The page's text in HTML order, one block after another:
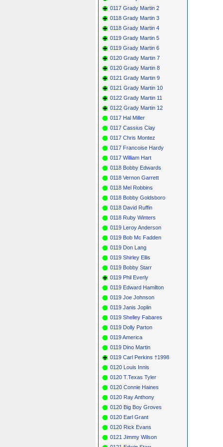
0117 Grady Martin 2
0118 Grady Martin 3
0118 Grady Martin 4
0119 Grady Martin 5
0119 Grady Martin 6
0120 Grady Martin 7
0120 Grady Martin 8
0121 Grady Martin 9
0121 Grady Martin 10
0122 Grady Martin 11
0122 Grady Martin 12
0117 Hal Miller
0117 Cassius Clay
0117 Chris Montez
0117 Francoise Hardy
0117 William Hart
0118 Bobby Edwards
0118 Vernon Garrett
0118 Mel Robbins
0118 Bobby Goldsboro
0118 David Ruffin
0118 Ruby Winters
0119 Leroy Anderson
0119 Bob Mc Fadden
0119 Don Lang
0119 Shirley Ellis
0119 Bobby Starr
0119 Phil Everly
0119 Edward Hamilton
0119 Joe Johnson
0119 Janis Joplin
0119 Shelley Fabares
0119 Dolly Parton
0119 America
0119 Dino Martin
0119 Carl Perkins †1998
0120 Louis Innis
0120 T.Texas Tyler
0120 Connie Haines
0120 Ray Anthony
0120 Big Boy Groves
0120 Earl Grant
0120 Rick Evans
0121 Jimmy Wilson